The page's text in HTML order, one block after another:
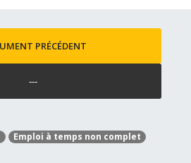
PRÉCÉDENT
---
Emploi à temps non complet